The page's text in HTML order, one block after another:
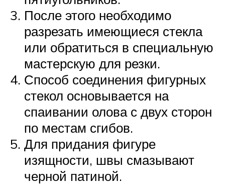
После этого необходимо
разрезать имеющиеся стекла
или обратиться в специальную
мастерскую для резки.
Способ соединения фигурных
стекол основывается на
спаивании олова с двух сторон
по местам сгибов.
Для придания фигуре
изящности, швы смазывают
черной патиной.